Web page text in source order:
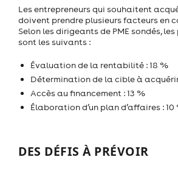
Les entrepreneurs qui souhaitent
doivent prendre plusieurs facteurs en
Selon les dirigeants de PME sondés,
sont les suivants :
Évaluation de la rentabilité : 18 %
Détermination de la cible à acquérir
Accès au financement : 13 %
Élaboration d’un plan d’affaires : 10
DES DÉFIS À PRÉVOIR